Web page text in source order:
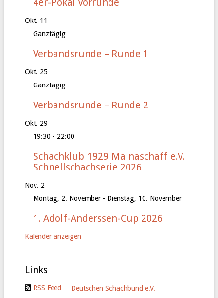
4er-Pokal Vorrunde
Okt. 11
Ganztägig
Verbandsrunde – Runde 1
Okt. 25
Ganztägig
Verbandsrunde – Runde 2
Okt. 29
19:30 - 22:00
Schachklub 1929 Mainaschaff e.V.
Schnellschachserie 2026
Nov. 2
Montag, 2. November - Dienstag, 10. November
1. Adolf-Anderssen-Cup 2026
Kalender anzeigen
Links
RSS Feed Deutschen Schachbund e.V.